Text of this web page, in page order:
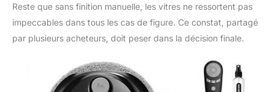
Reste que sans finition manuelle, les vitres ne ressortent pas
impeccables dans tous les cas de figure. Ce constat, partagé
par plusieurs acheteurs, doit peser dans la décision finale.